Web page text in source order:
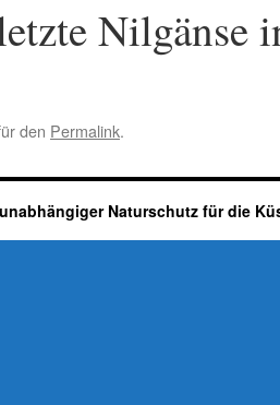
Nilgänse
den Permalink.
Naturschutz für die